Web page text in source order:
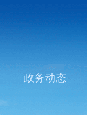
政务动态